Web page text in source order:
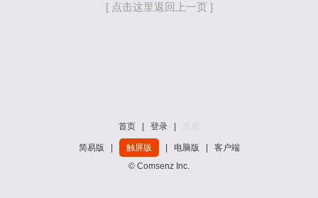
[ 点击这里返回上一页 ]
首页 登录
简易版 触屏版 电脑版
客户端
© Comsenz Inc.